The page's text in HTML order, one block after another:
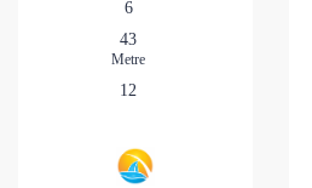
6
43
Metre
12